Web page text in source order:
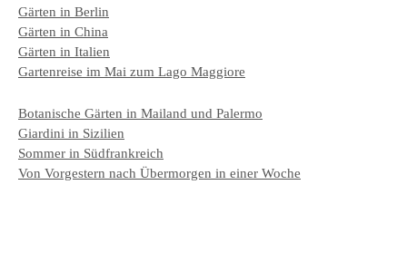
Gärten in Berlin
Gärten in China
Gärten in Italien
Gartenreise im Mai zum Lago Maggiore
Botanische Gärten in Mailand und Palermo
Giardini in Sizilien
Sommer in Südfrankreich
Von Vorgestern nach Übermorgen in einer Woche